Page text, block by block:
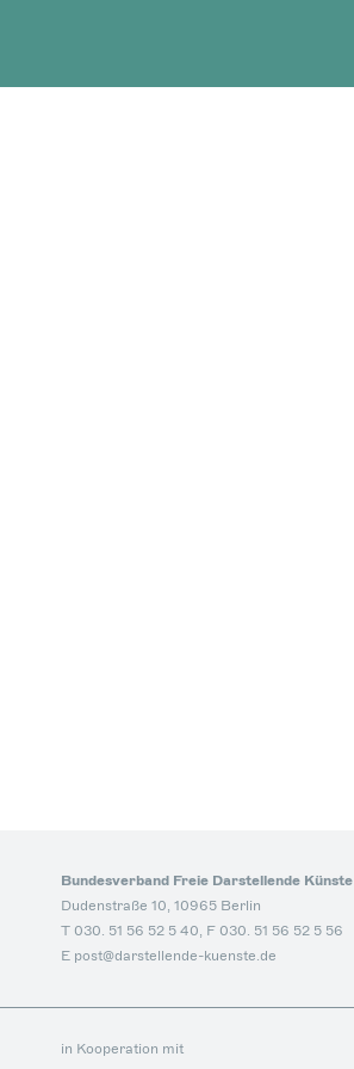
Bundesverband Freie Darstellende Künste
Dudenstraße 10, 10965 Berlin
T 030. 51 56 52 5 40, F 030. 51 56 52 5 56
E post@darstellende-kuenste.de
in Kooperation mit